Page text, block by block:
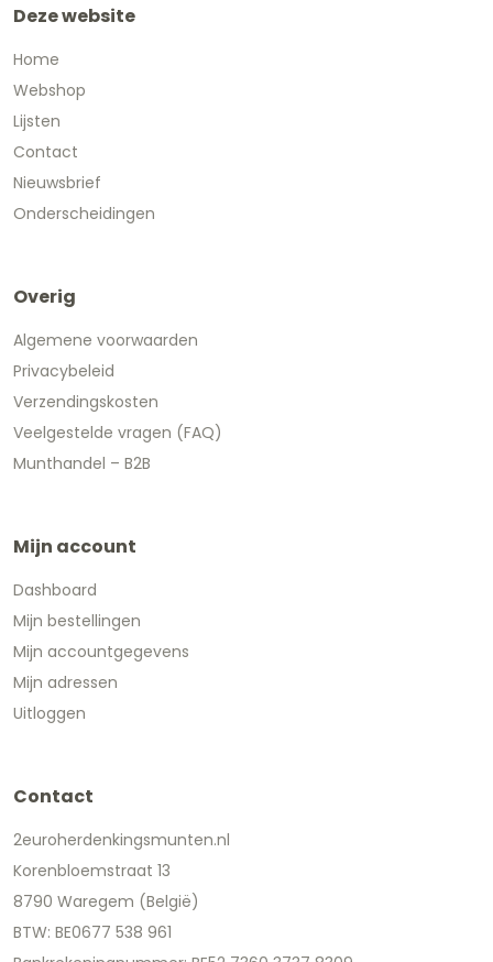
Deze website
Home
Webshop
Lijsten
Contact
Nieuwsbrief
Onderscheidingen
Overig
Algemene voorwaarden
Privacybeleid
Verzendingskosten
Veelgestelde vragen (FAQ)
Munthandel – B2B
Mijn account
Dashboard
Mijn bestellingen
Mijn accountgegevens
Mijn adressen
Uitloggen
Contact
2euroherdenkingsmunten.nl
Korenbloemstraat 13
8790 Waregem (België)
BTW: BE0677 538 961